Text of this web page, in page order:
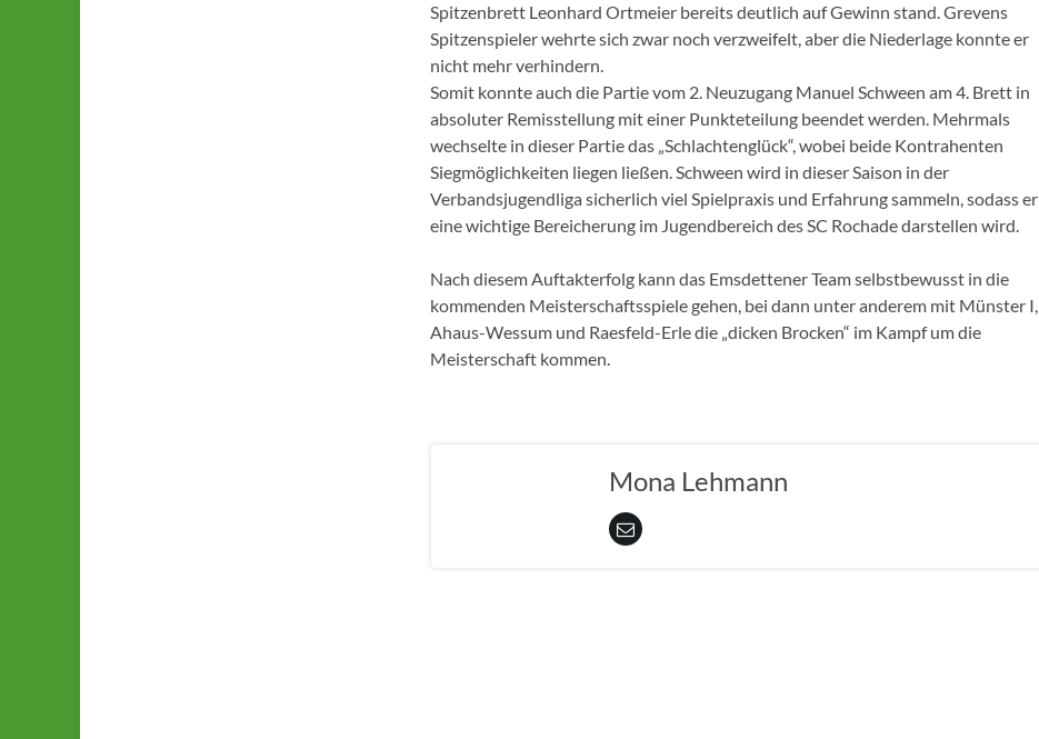
Spitzenbrett Leonhard Ortmeier bereits deutlich auf Gewinn stand. Grevens
Spitzenspieler wehrte sich zwar noch verzweifelt, aber die Niederlage konnte er
nicht mehr verhindern.
Somit konnte auch die Partie vom 2. Neuzugang Manuel Schween am 4. Brett in
absoluter Remisstellung mit einer Punkteteilung beendet werden. Mehrmals
wechselte in dieser Partie das „Schlachtenglück“, wobei beide Kontrahenten
Siegmöglichkeiten liegen ließen. Schween wird in dieser Saison in der
Verbandsjugendliga sicherlich viel Spielpraxis und Erfahrung sammeln, sodass er
eine wichtige Bereicherung im Jugendbereich des SC Rochade darstellen wird.
Nach diesem Auftakterfolg kann das Emsdettener Team selbstbewusst in die
kommenden Meisterschaftsspiele gehen, bei dann unter anderem mit Münster I,
Ahaus-Wessum und Raesfeld-Erle die „dicken Brocken“ im Kampf um die
Meisterschaft kommen.
Mona Lehmann